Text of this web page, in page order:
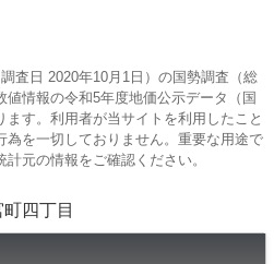
査日 2020年10月1日）の国勢調査（総
情報の令和5年度地価公示データ（国
す。利用者が当サイトを利用したこと
為を一切しておりません。重要な用途で
元の情報をご確認ください。
四丁目